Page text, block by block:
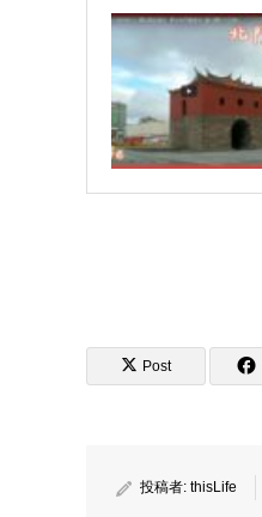
Post
投稿者: thisLife